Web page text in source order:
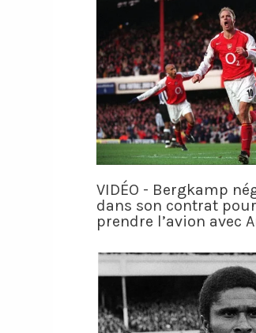
VIDÉO - Bergkamp
dans son contrat
prendre l’avion avec